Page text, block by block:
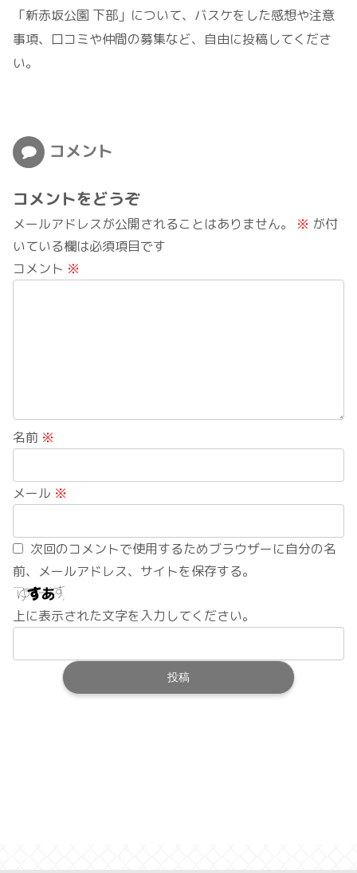
「新赤坂公園 下部」について、バスケをした感想や注意
事項、口コミや仲間の募集など、自由に投稿してくださ
い。
コメント
コメントをどうぞ
メールアドレスが公開されることはありません。 ※ が付
いている欄は必須項目です
コメント ※
名前 ※
メール ※
次回のコメントで使用するためブラウザーに自分の名
前、メールアドレス、サイトを保存する。
上に表示された文字を入力してください。